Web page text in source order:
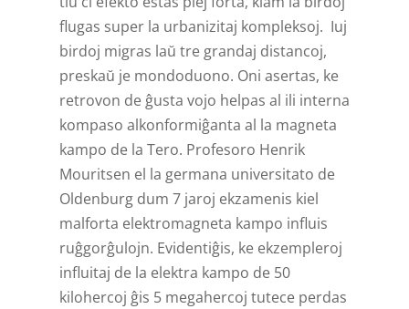
flugas super la urbanizitaj kompleksoj. Iuj
birdoj migras laŭ tre grandaj distancoj,
preskaŭ je mondoduono. Oni asertas, ke
retrovon de ĝusta vojo helpas al ili interna
kompaso alkonformiĝ­anta al la magneta
kampo de la Tero. Profesoro Henrik
Mouritsen el la germana universitato de
Oldenburg dum 7 jaroj ekzamenis kiel
malforta elektromagneta kampo influis
ruĝgorĝulojn. Evidentiĝis, ke ekzempleroj
influitaj de la elektra kampo de 50
kilohercoj ĝis 5 megahercoj tutece perdas